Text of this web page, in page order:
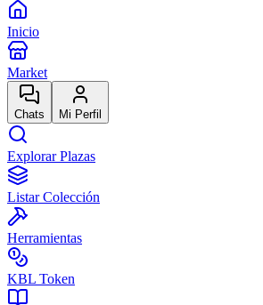
Inicio
Market
Chats Mi Perfil
Explorar Plazas
Listar Colección
Herramientas
KBL Token